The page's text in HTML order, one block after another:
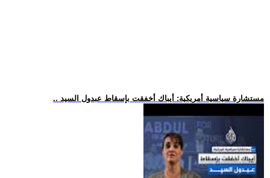
.. مستشارة سياسية أمريكية: أيباك أخفقت بإسقاط عبدول السيد